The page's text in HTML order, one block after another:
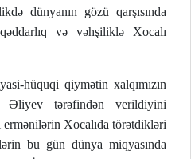
dünyanın gözü qarşısında
və vəhşiliklə Xocalı
hüquqi qiymətin xalqımızın
tərəfindən verildiyini
Xocalıda törətdikləri
bu gün dünya miqyasında